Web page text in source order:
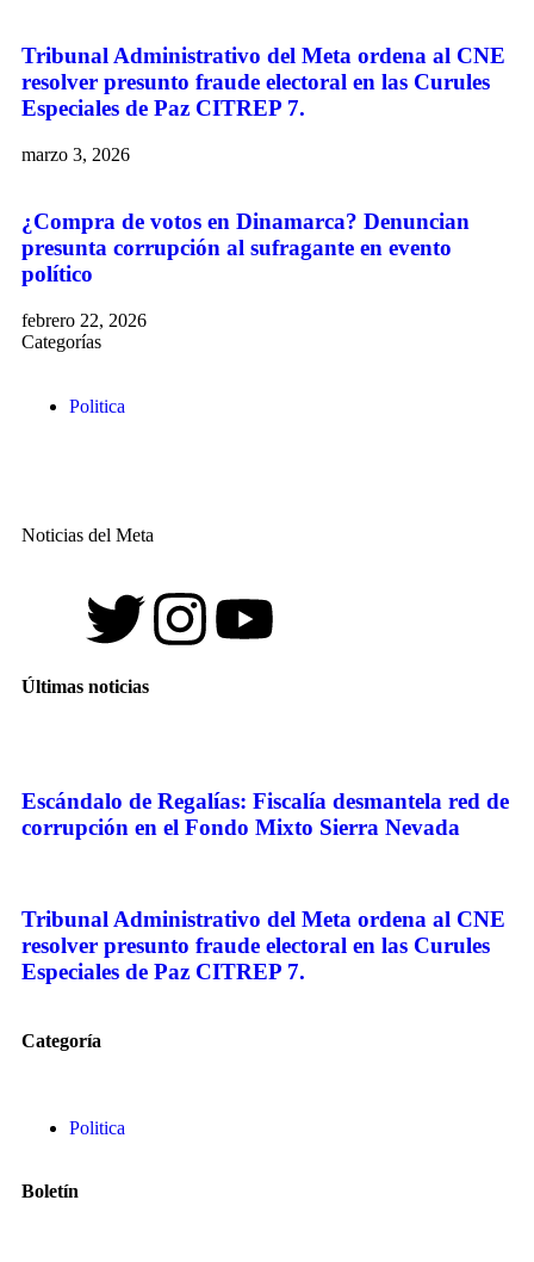
Tribunal Administrativo del Meta ordena al CNE
resolver presunto fraude electoral en las Curules
Especiales de Paz CITREP 7.
marzo 3, 2026
¿Compra de votos en Dinamarca? Denuncian
presunta corrupción al sufragante en evento
político
febrero 22, 2026
Categorías
Politica
Noticias del Meta
Últimas noticias
Escándalo de Regalías: Fiscalía desmantela red de
corrupción en el Fondo Mixto Sierra Nevada
Tribunal Administrativo del Meta ordena al CNE
resolver presunto fraude electoral en las Curules
Especiales de Paz CITREP 7.
Categoría
Politica
Boletín